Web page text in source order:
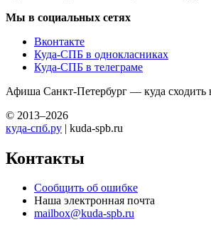
Мы в социальных сетях
Вконтакте
Куда-СПБ в однокласниках
Куда-СПБ в телеграме
Афиша Санкт-Петербург — куда сходить
© 2013–2026
куда-спб.ру | kuda-spb.ru
Контакты
Сообщить об ошибке
Наша электронная почта
mailbox@kuda-spb.ru